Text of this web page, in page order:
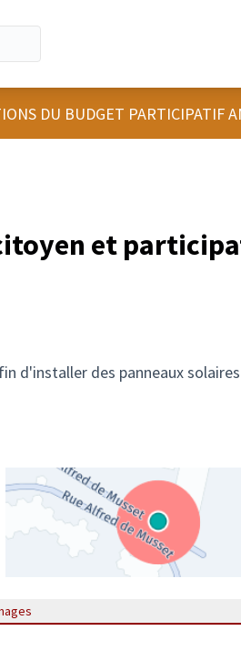
DU BUDGET PARTICIPATIF
et
d'installer des panneaux